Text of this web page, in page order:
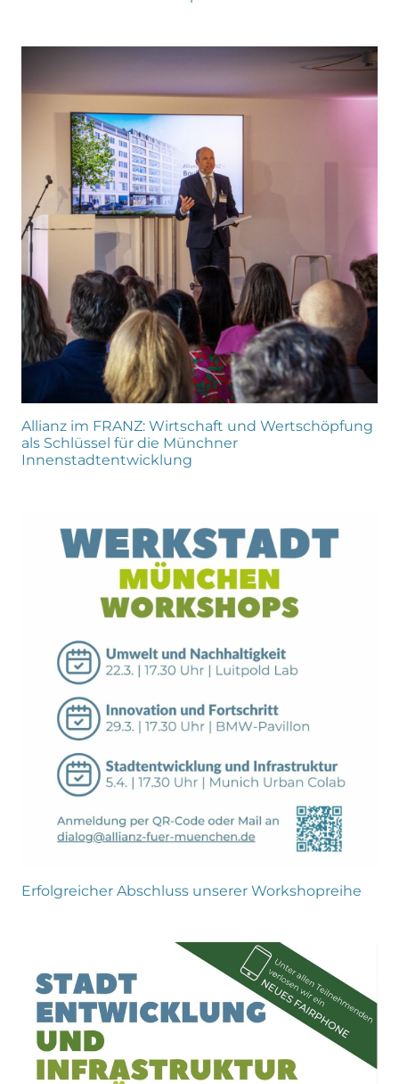
Allianz im FRANZ: Wirtschaft und Wertschöpfung
als Schlüssel für die Münchner
Innenstadtentwicklung
Erfolgreicher Abschluss unserer Workshopreihe